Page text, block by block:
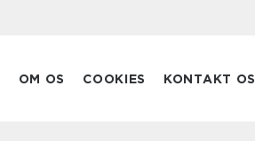
OM OS COOKIES KONTAKT OS